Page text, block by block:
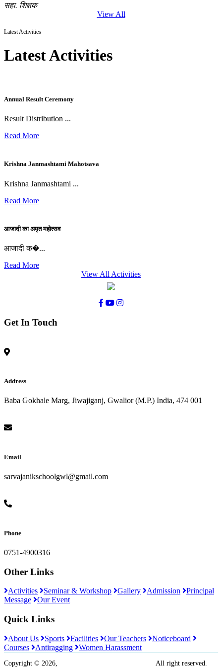
सहा. शिक्षक
View All
Latest Activities
Latest Activities
Annual Result Ceremony
Result Distribution ...
Read More
Krishna Janmashtami Mahotsava
Krishna Janmashtami ...
Read More
आजादी का अमृत महोत्सव
आजादी क�...
Read More
View All Activities
Get In Touch
Address
Baba Gokhale Marg, Jiwajiganj, Gwalior (M.P.) India, 474 001
Email
sarvajanikschoolgwl@gmail.com
Phone
0751-4900316
Other Links
Activities Seminar & Workshop Gallery Admission
Principal
Message
Our Event
Quick Links
About Us Sports Facilities Our Teachers
Noticeboard
Courses
Antiragging Women Harassment
Copyright © 2026, All right reserved.